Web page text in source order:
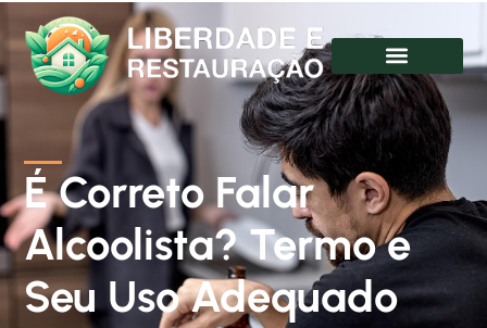
É Correto Falar
Alcoolista? Termo e
Seu Uso Adequado